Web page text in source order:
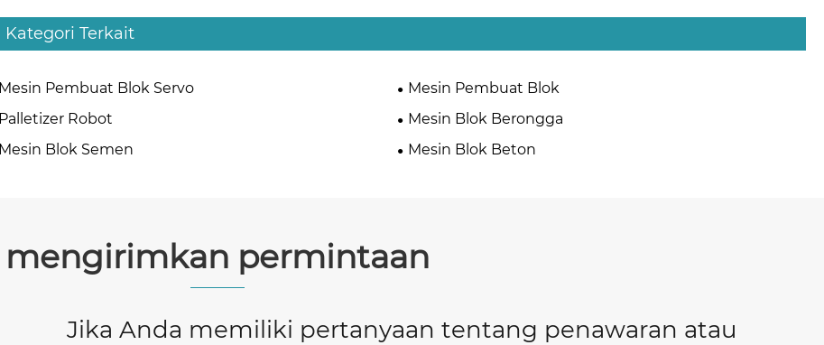
Kategori Terkait
Mesin Pembuat Blok Servo
Mesin Pembuat Blok
Palletizer Robot
Mesin Blok Berongga
Mesin Blok Semen
Mesin Blok Beton
mengirimkan permintaan
Jika Anda memiliki pertanyaan tentang penawaran atau